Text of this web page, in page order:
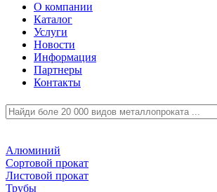
О компании
Каталог
Услуги
Новости
Информация
Партнеры
Контакты
Алюминий
Сортовой прокат
Листовой прокат
Трубы